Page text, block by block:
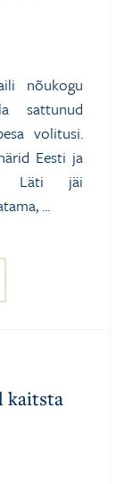
nõukogu
sattunud
volitusi.
Eesti ja
Läti jäi
...
kaitsta